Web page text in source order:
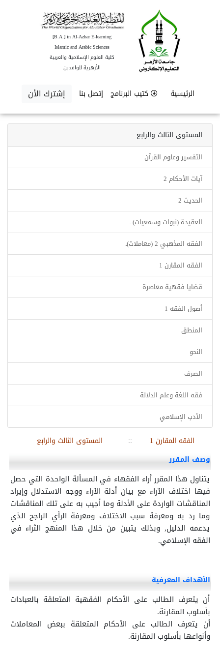
[B.A.] in Al-Azhar E-learning
Islamic and Arabic Sciences
كلية العلوم الإسلامية والعربية
الأزهرية للوافدين
الرئيسية كتيب البرنامج إتصل بنا إشترك الأن
المستوى الثالث والرابع
التفسير وعلوم القرآن
آيات الأحكام 2
الحديث 2
العقيدة (نبوات وسمعيات) ـ
الفقه المذهبي 2 (معاملات)ـ
الفقه المقارن 1
قضايا فقهية معاصرة
أصول الفقه 1
المنطق
النحو
الصرف
فقه اللغة وعلم الدلالة
الأدب الإسلامي
الفقه المقارن 1 ::
المستوى الثالث والرابع
وصف المقرر
يتناول هذا المقرر أراء الفقهاء في المسألة الواحدة التي حصل
فيها اختلاف الآراء مع بيان أدلة الآراء ووجه الاستدلال وإيراد
المناقشات الواردة على الأدلة وما أجيب به على تلك المناقشات
وما رد به ومعرفة سبب الاختلاف ومعرفة الرأي الراجح الذي
يدعمه الدليل, وبذلك يتبين من خلال هذا المنهج الثراء في
الفقه الإسلامي.
الأهداف المعرفية
أن يتعرف الطالب على الأحكام الفقهية المتعلقة بالعبادات
بأسلوب المقارنة.
أن يتعرف الطالب على الأحكام المتعلقة ببعض المعاملات
وأنواعها بأسلوب المقارنة.